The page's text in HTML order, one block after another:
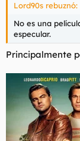
Lord90s rebuznó:
No es una
especular.
Principalmente